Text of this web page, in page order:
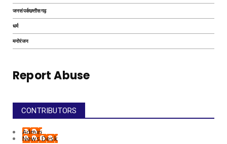
जनसंपर्कछत्तीसगढ़
धर्म
मनोरंजन
Report Abuse
CONTRIBUTORS
Admin
News Desk